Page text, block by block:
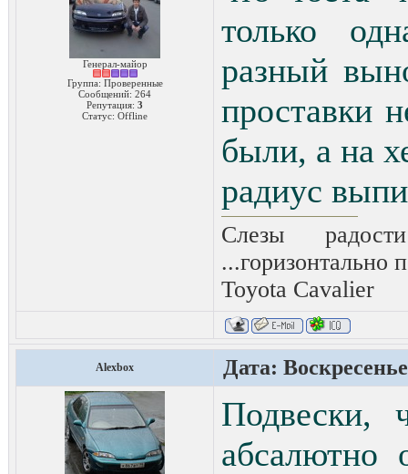
Генерал-майор
Группа: Проверенные
Сообщений: 264
Репутация: 3
Статус: Offline
только
разный
проставки
были, а на
радиус
Слезы
...горизонтально
Toyota Сavalier
Alexbox Дата:
Подвески,
абсалютно